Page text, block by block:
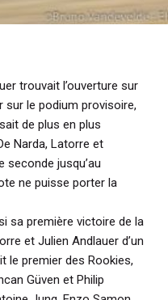
trouvait l’ouverture sur
sur le podium provisoire,
de plus en plus
Narda, Latorre et
seconde jusqu’au
ne puisse porter la
sa première victoire de la
et Julien Andlauer d’un
le premier des Rookies,
Güven et Philip